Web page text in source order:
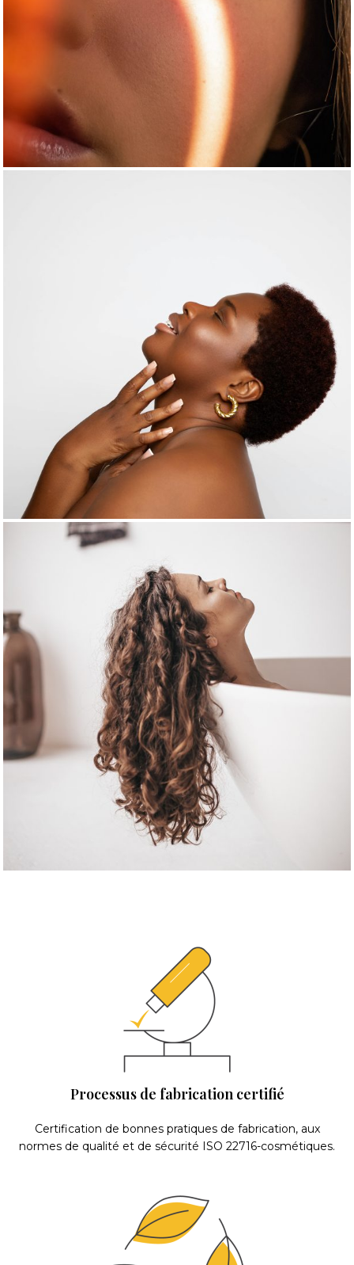
Processus de fabrication certifié
Certification de bonnes pratiques de fabrication, aux
normes de qualité et de sécurité ISO 22716-cosmétiques.